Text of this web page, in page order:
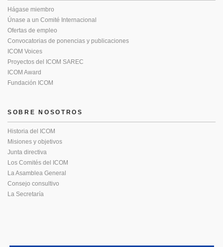
Hágase miembro
Únase a un Comité Internacional
Ofertas de empleo
Convocatorias de ponencias y publicaciones
ICOM Voices
Proyectos del ICOM SAREC
ICOM Award
Fundación ICOM
SOBRE NOSOTROS
Historia del ICOM
Misiones y objetivos
Junta directiva
Los Comités del ICOM
La Asamblea General
Consejo consultivo
La Secretaría